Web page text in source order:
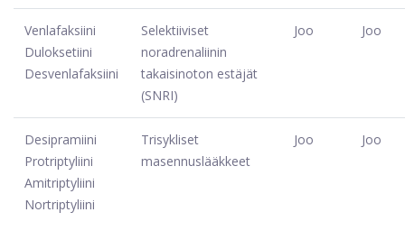
Venlafaksiini
Duloksetiini
Desvenlafaksiini
Selektiiviset
noradrenaliinin
takaisinoton estäjät
(SNRI)
Joo Joo
Desipramiini
Protriptyliini
Amitriptyliini
Nortriptyliini
Trisykliset
masennuslääkkeet
Joo Joo